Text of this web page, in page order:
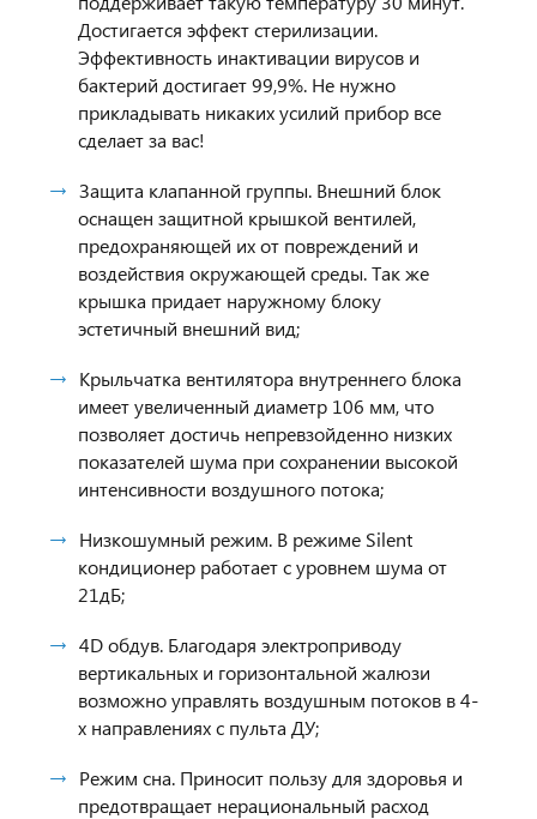
Достигается эффект стерилизации.
Эффективность инактивации вирусов и
бактерий достигает 99,9%. Не нужно
прикладывать никаких усилий прибор все
сделает за вас!
Защита клапанной группы. Внешний блок
оснащен защитной крышкой вентилей,
предохраняющей их от повреждений и
воздействия окружающей среды. Так же
крышка придает наружному блоку
эстетичный внешний вид;
Крыльчатка вентилятора внутреннего блока
имеет увеличенный диаметр 106 мм, что
позволяет достичь непревзойденно низких
показателей шума при сохранении высокой
интенсивности воздушного потока;
Низкошумный режим. В режиме Silent
кондиционер работает с уровнем шума от
21дБ;
4D обдув. Благодаря электроприводу
вертикальных и горизонтальной жалюзи
возможно управлять воздушным потоков в 4-
х направлениях с пульта ДУ;
Режим сна. Приносит пользу для здоровья и
предотвращает нерациональный расход